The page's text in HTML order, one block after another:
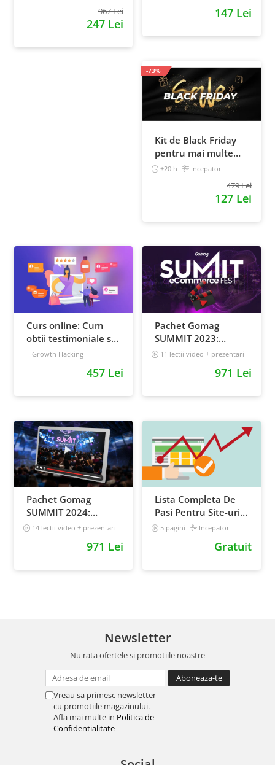
967 Lei
247 Lei
147 Lei
Kit de Black Friday
pentru mai multe
vanzari in magazinul
+20 h Incepator
479 Lei
127 Lei
-73%
Curs online: Cum
obtii testimoniale si
recenzii puternice
Growth Hacking
457 Lei
Pachet Gomag
SUMMIT 2023:
inregistrari +
11 lectii video + prezentari
971 Lei
Pachet Gomag
SUMMIT 2024:
inregistrari +
14 lectii video + prezentari
971 Lei
Lista Completa De
Pasi Pentru Site-uri
De Milioane
5 pagini Incepator
Gratuit
Newsletter
Nu rata ofertele si promotiile noastre
Vreau sa primesc newsletter
cu promotiile magazinului.
Afla mai multe in Politica de
Confidentialitate